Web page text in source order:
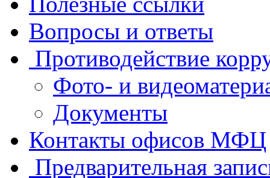
Вопросы и ответы
Противодействие
Фото- и
Документы
Контакты офисов МФЦ
Предварительная